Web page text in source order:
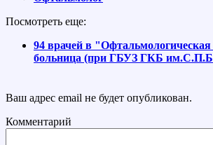
Посмотреть еще:
94 врачей в
больница (при ГБУЗ ГКБ
Ваш адрес email не будет опубликован.
Комментарий